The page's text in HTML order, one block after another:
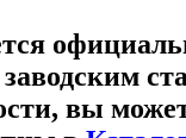
вы